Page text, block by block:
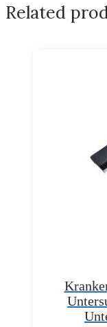
Related